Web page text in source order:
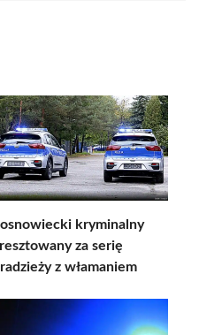
kryminalny
za serię
z włamaniem